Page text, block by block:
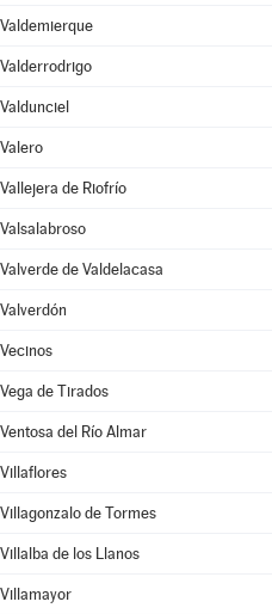
Valdemierque
Valderrodrigo
Valdunciel
Valero
Vallejera de Riofrío
Valsalabroso
Valverde de Valdelacasa
Valverdón
Vecinos
Vega de Tirados
Ventosa del Río Almar
Villaflores
Villagonzalo de Tormes
Villalba de los Llanos
Villamayor